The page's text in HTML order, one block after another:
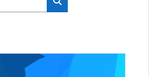
Buscar cursos